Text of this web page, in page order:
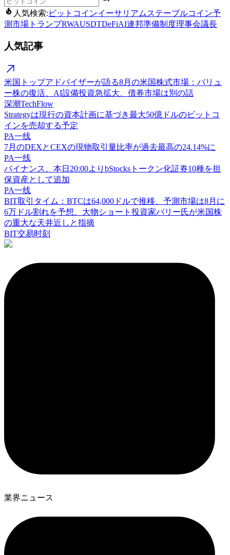
人気検索: ビットコインイーサリアム ステーブルコイン予
測市場 トランプRWAUSDTDeFiAI連邦準備制度理事会議長
人気記事
米国トップアドバイザーが語る8月の米国株式市場：バリュ
ー株の復活、AI設備投資急拡大、債券市場は別の話
深潮TechFlow
Strategyは現行の資本計画に基づき最大50億ドルのビットコ
インを売却する予定
PA一线
7月のDEXとCEXの現物取引量比率が過去最高の24.14%に
PA一线
バイナンス、本日20:00よりbStocksトークン化証券10種を担
保資産として追加
PA一线
BIT取引タイム：BTCは64,000ドルで推移、予測市場は8月に
6万ドル割れを予想、大物ショート投資家バリー氏が米国株
の重大な天井近しと指摘
BIT交易时刻
業界ニュース